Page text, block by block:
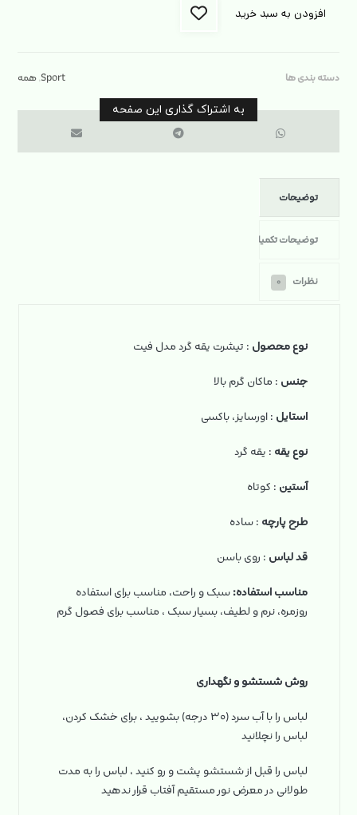
افزودن به سبد خرید
دسته بندی ها Sport
,همه
توضیحات
توضیحات تکمیلی
نظرات ۰
نوع محصول : تیشرت یقه گرد مدل فیت
جنس : ماکان گرم بالا
استایل : اورسایز، باکسی
نوع یقه : یقه گرد
آستین : کوتاه
طرح پارچه : ساده
قد لباس : روی باسن
مناسب استفاده:سبک و راحت، مناسب برای استفاده
روزمره، نرم و لطیف، بسیار سبک ، مناسب برای فصول گرم
روش شستشو و نگهداری
لباس را با آب سرد (۳۰ درجه) بشویید ، برای خشک کردن،
لباس را نچلانید
لباس را قبل از شستشو پشت و رو کنید ، لباس را به مدت
طولانی در معرض نور مستقیم آفتاب قرار ندهید